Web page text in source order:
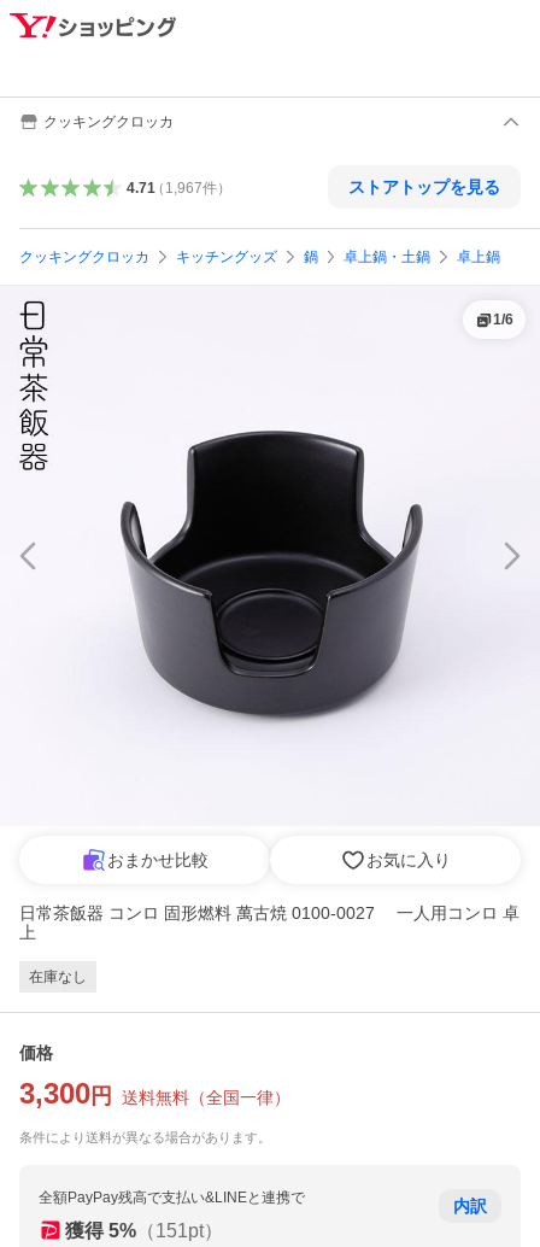
クッキングクロッカ
4.71（ 1,967件） ストアトップを見る
クッキングクロッカ キッチングッズ 鍋 卓上鍋・土鍋 卓上鍋
1/6
おまかせ比較 お気に入り
日常茶飯器 コンロ 固形燃料 萬古焼 0100-0027 一人用コンロ 卓
上
在庫なし
価格
3,300 円 送料無料 （全国一律）
条件により送料が異なる場合があります。
全額PayPay残高で支払い&LINEと連携で
獲得 5% （151pt）
内訳